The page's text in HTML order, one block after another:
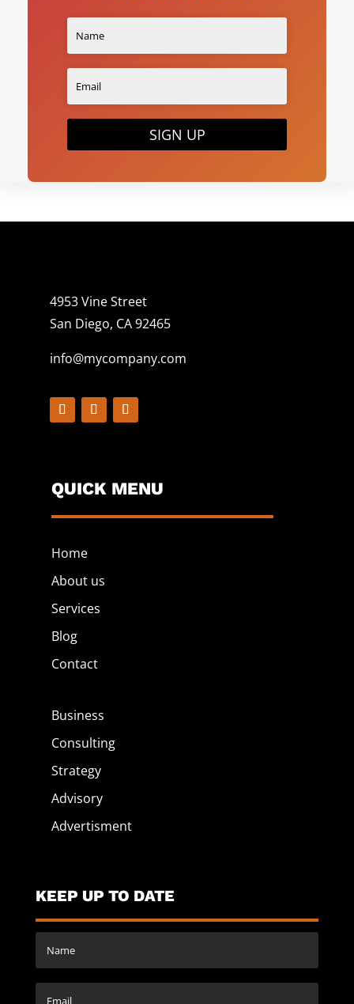
SIGN UP
4953 Vine Street
San Diego, CA 92465
info@mycompany.com
QUICK MENU
Home
About us
Services
Blog
Contact
Business
Consulting
Strategy
Advisory
Advertisment
KEEP UP TO DATE